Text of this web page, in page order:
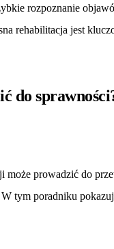
rozpoznanie
rehabilitacja jest
do
prowadzić do
tym poradniku